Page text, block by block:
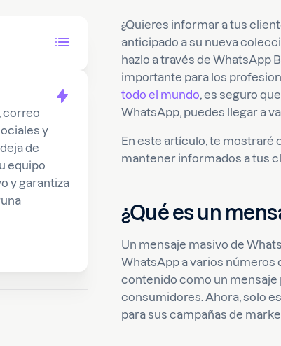
correo
y
de
equipo
y garantiza
¿Quieres informar a tus
anticipado a su nueva
hazlo a través de WhatsApp
importante para los
todo el mundo, es seguro
WhatsApp, puedes llegar a
En este artículo, te mostraré
mantener informados a tus
¿Qué es un
Un mensaje masivo de
WhatsApp a varios números
contenido como un mensaje
consumidores. Ahora, solo
para sus campañas de